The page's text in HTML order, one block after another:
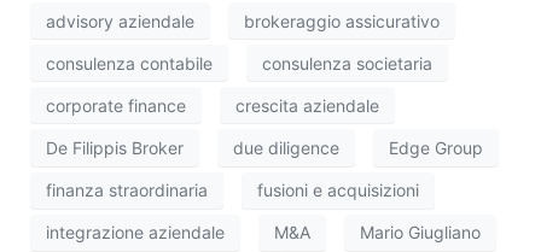
advisory aziendale brokeraggio assicurativo
consulenza contabile consulenza societaria
corporate finance crescita aziendale
De Filippis Broker due diligence Edge Group
finanza straordinaria fusioni e acquisizioni
integrazione aziendale M&A Mario Giugliano